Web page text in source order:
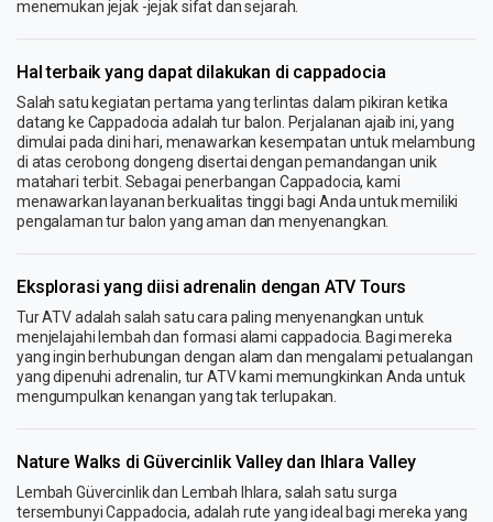
menemukan jejak -jejak sifat dan sejarah.
Hal terbaik yang dapat dilakukan di cappadocia
Salah satu kegiatan pertama yang terlintas dalam pikiran ketika
datang ke Cappadocia adalah tur balon. Perjalanan ajaib ini, yang
dimulai pada dini hari, menawarkan kesempatan untuk melambung
di atas cerobong dongeng disertai dengan pemandangan unik
matahari terbit. Sebagai penerbangan Cappadocia, kami
menawarkan layanan berkualitas tinggi bagi Anda untuk memiliki
pengalaman tur balon yang aman dan menyenangkan.
Eksplorasi yang diisi adrenalin dengan ATV Tours
Tur ATV adalah salah satu cara paling menyenangkan untuk
menjelajahi lembah dan formasi alami cappadocia. Bagi mereka
yang ingin berhubungan dengan alam dan mengalami petualangan
yang dipenuhi adrenalin, tur ATV kami memungkinkan Anda untuk
mengumpulkan kenangan yang tak terlupakan.
Nature Walks di Güvercinlik Valley dan Ihlara Valley
Lembah Güvercinlik dan Lembah Ihlara, salah satu surga
tersembunyi Cappadocia, adalah rute yang ideal bagi mereka yang